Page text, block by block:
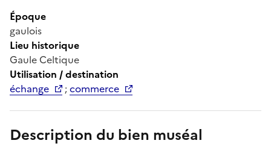
Époque
gaulois
Lieu historique
Gaule Celtique
Utilisation / destination
échange
;commerce
Description du bien muséal